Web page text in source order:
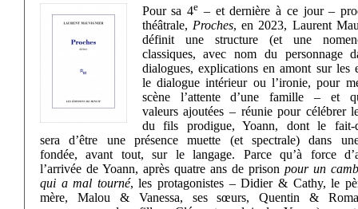
Pour sa 4e – et dernière à ce jour –
théâtrale, Proches, en 2023, Laurent
définit une structure (et une
classiques, avec nom du personnage
dialogues, explications en amont sur les
le dialogue intérieur ou l’ironie, pour
scène l’attente d’une famille – et
valeurs ajoutées – réunie pour célébrer
du fils prodigue, Yoann, dont le fait-
sera d’être une présence muette (et spectrale) dans
fondée, avant tout, sur le langage. Parce qu’à force
l’arrivée de Yoann, après quatre ans de prison pour un
qui a mal tourné, les protagonistes – Didier & Cathy, le
mère, Malou & Vanessa, ses sœurs, Quentin &